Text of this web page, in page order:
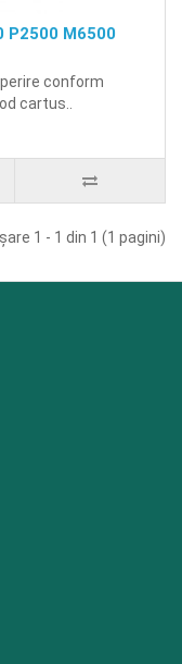
P2500 M6500
conform
cartus..
1 - 1 din 1 (1 pagini)